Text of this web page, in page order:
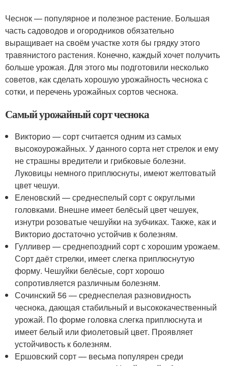
Чеснок — популярное и полезное растение. Большая
часть садоводов и огородников обязательно
выращивает на своём участке хотя бы грядку этого
травянистого растения. Конечно, каждый хочет получить
больше урожая. Для этого мы подготовили несколько
советов, как сделать хорошую урожайность чеснока с
сотки, и перечень урожайных сортов чеснока.
Самый урожайный сорт чеснока
Викторио — сорт считается одним из самых
высокоурожайных. У данного сорта нет стрелок и ему
не страшны вредители и грибковые болезни.
Луковицы немного приплюснуты, имеют желтоватый
цвет чешуи.
Еленовский — среднеспелый сорт с округлыми
головками. Внешне имеет белёсый цвет чешуек,
изнутри розоватые чешуйки на зубчиках. Также, как и
Викторио достаточно устойчив к болезням.
Гулливер — среднепоздний сорт с хорошим урожаем.
Сорт даёт стрелки, имеет слегка приплюснутую
форму. Чешуйки белёсые, сорт хорошо
сопротивляется различным болезням.
Сочинский 56 — среднеспелая разновидность
чеснока, дающая стабильный и высококачественный
урожай. По форме головка слегка приплюснута и
имеет белый или фиолетовый цвет. Проявляет
устойчивость к болезням.
Ершовский сорт — весьма популярен среди